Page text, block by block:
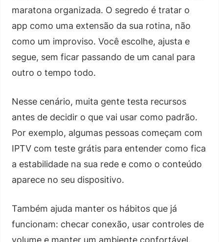
maratona organizada. O segredo é tratar o
app como uma extensão da sua rotina, não
como um improviso. Você escolhe, ajusta e
segue, sem ficar passando de um canal para
outro o tempo todo.
Nesse cenário, muita gente testa recursos
antes de decidir o que vai usar como padrão.
Por exemplo, algumas pessoas começam com
IPTV com teste grátis para entender como fica
a estabilidade na sua rede e como o conteúdo
aparece no seu dispositivo.
Também ajuda manter os hábitos que já
funcionam: checar conexão, usar controles de
volume e manter um ambiente confortável.